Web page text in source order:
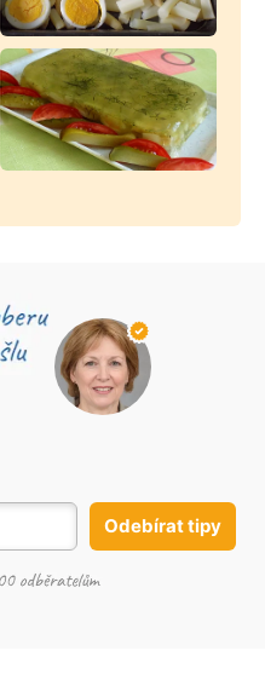
Odebírat tipy